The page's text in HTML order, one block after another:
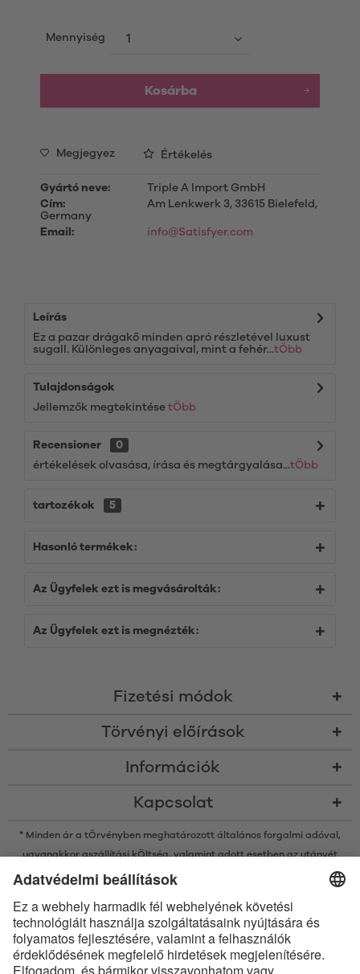
Mennyiség
Kosárba
Megjegyez Értékelés
Gyártó neve:
Triple A Import GmbH
Cím:
Am Lenkwerk 3, 33615 Bielefeld,
Germany
Email:
info@Satisfyer.com
Leírás
Ez a pazar drágakő minden apró részletével luxust
sugall. Különleges anyagaival, mint a fehér...tÖbb
Tulajdonságok
Jellemzők megtekintése tÖbb
Recensioner
0
értékelések olvasása, írása és megtárgyalása...tÖbb
tartozékok 5
Hasonló termékek:
Az Ügyfelek ezt is megvásárolták:
Az Ügyfelek ezt is megnézték:
Fizetési módok
Törvényi előírások
Információk
Kapcsolat
* Minden ár a tÖrvényben meghatározott általános forgalmi adóval,
ugyanakkor aszállítási kÖltség, valamint adott esetben az utánvét
kÖltsége nélkÜl értendő, amennyiben nincsen máshogy leírva
az Satisfyer GmbH az ilyen védjegyeket mindenkor licenc alatt
használja.
Az Apple, az Apple logó és az Apple Watch az Apple Inc. védjegyei. A
Google Play és a Google Play logó a Google LLC védjegyei.